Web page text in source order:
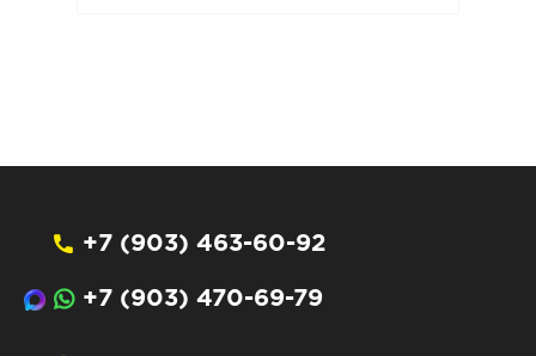
+7 (903) 463-60-92
+7 (903) 470-69-79